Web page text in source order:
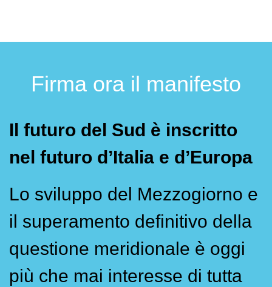
Firma ora il manifesto
Il futuro del Sud è inscritto
nel futuro d’Italia e d’Europa
Lo sviluppo del Mezzogiorno e
il superamento definitivo della
questione meridionale è oggi
più che mai interesse di tutta